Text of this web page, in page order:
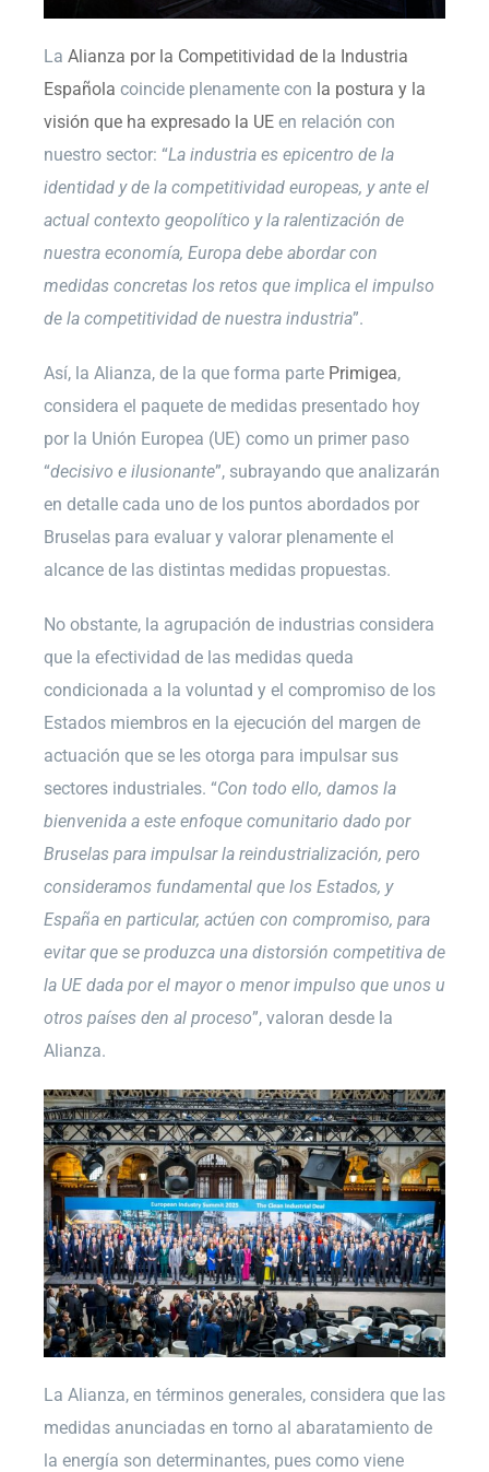
La Alianza por la Competitividad de la Industria
Española coincide plenamente con la postura y la
visión que ha expresado la UEen relación con
nuestro sector: “La industria es epicentro de la
identidad y de la competitividad europeas, y ante el
actual contexto geopolítico y la ralentización de
nuestra economía, Europa debe abordar con
medidas concretas los retos que implica el impulso
de la competitividad de nuestra industria”.
Así, la Alianza, de la que forma parte Primigea,
considera el paquete de medidas presentado hoy
por la Unión Europea (UE) como un primer paso
“decisivo e ilusionante”, subrayando que analizarán
en detalle cada uno de los puntos abordados por
Bruselas para evaluar y valorar plenamente el
alcance de las distintas medidas propuestas.
No obstante, la agrupación de industrias considera
que la efectividad de las medidas queda
condicionada a la voluntad y el compromiso de los
Estados miembros en la ejecución del margen de
actuación que se les otorga para impulsar sus
sectores industriales. “Con todo ello, damos la
bienvenida a este enfoque comunitario dado por
Bruselas para impulsar la reindustrialización, pero
consideramos fundamental que los Estados, y
España en particular, actúen con compromiso, para
evitar que se produzca una distorsión competitiva de
la UE dada por el mayor o menor impulso que unos u
otros países den al proceso”, valoran desde la
Alianza.
La Alianza, en términos generales, considera que las
medidas anunciadas en torno al abaratamiento de
la energía son determinantes, pues como viene